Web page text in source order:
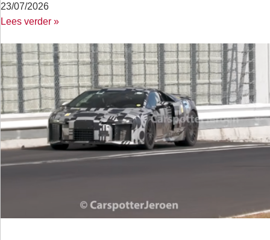
23/07/2026
Lees verder »